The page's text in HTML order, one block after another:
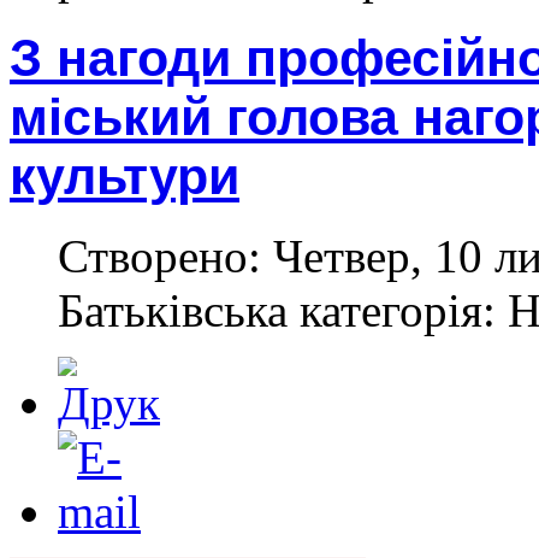
З нагоди
міський голова
культури
Створено: Четвер, 10
Батьківська категорія: